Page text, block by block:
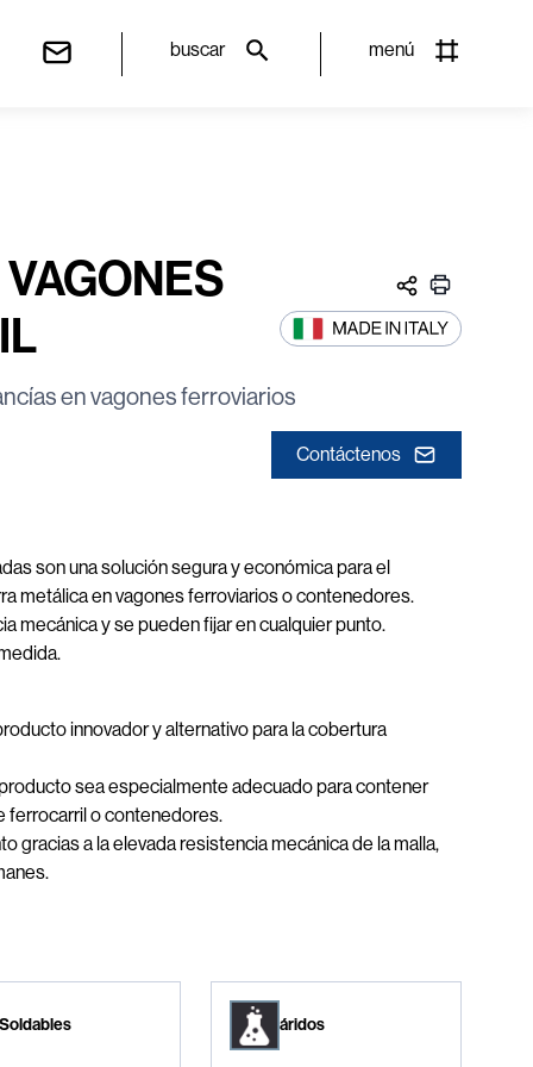
buscar menú
en vagones ferroviarios
Contáctenos
son una solución segura y económica para el
metálica en vagones ferroviarios o contenedores.
mecánica y se pueden fijar en cualquier punto.
innovador y alternativo para la cobertura
sea especialmente adecuado para contener
ferrocarril o contenedores.
gracias a la elevada resistencia mecánica de la malla,
Soldables áridos